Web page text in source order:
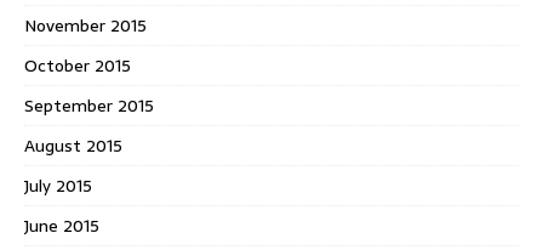
November 2015
October 2015
September 2015
August 2015
July 2015
June 2015